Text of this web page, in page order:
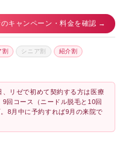
キャンペーン・料金を確認 →
割 シニア割 紹介割
リゼで初めて契約する方は医療
回コース（ニードル脱毛と10回
8月中に予約すれば9月の来院で